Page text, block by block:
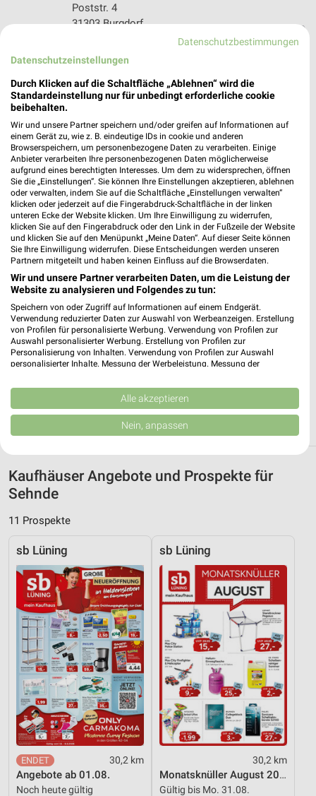
❯
Poststr. 4
31303 Burgdorf
Heute 09:00 - 16:00 Uhr | Geschlossen
230,11 km
Marktstr. 43
31303 Burgdorf
Heute 09:00 - 14:00 Uhr | Geschlossen
230,06 km
Woolworth Isernhagen
Opelstraße 3-5
30916 Isernhagen
Heute 09:00 - 19:00 Uhr | Geschlossen
241,93 km
❯
Tchibo Prozente mit SB-Kaffee Bar Isernhagen
Opelstrasse 36-40
Heute 10:00 - 18:00 Uhr |
242,40 km • Angebote: 5 Prospekte
Kaufhäuser Angebote und Prospekte für
Sehnde
11 Prospekte
sb Lüning
30,2 km
Angebote ab 01.08.
Noch heute gültig
sb Lüning
30,2 km
Monatsknüller August 2026
Gültig bis Mo. 31.08.
Datenschutzbestimmungen
Datenschutzeinstellungen
Durch Klicken auf die Schaltfläche „Ablehnen“ wird die
Standardeinstellung nur für unbedingt erforderliche cookie
beibehalten.
Wir und unsere Partner speichern und/oder greifen auf Informationen auf
einem Gerät zu, wie z. B. eindeutige IDs in cookie und anderen
Browserspeichern, um personenbezogene Daten zu verarbeiten. Einige
Anbieter verarbeiten Ihre personenbezogenen Daten möglicherweise
aufgrund eines berechtigten Interesses. Um dem zu widersprechen, öffnen
Sie die „Einstellungen“. Sie können Ihre Einstellungen akzeptieren, ablehnen
oder verwalten, indem Sie auf die Schaltfläche „Einstellungen verwalten“
klicken oder jederzeit auf die Fingerabdruck-Schaltfläche in der linken
unteren Ecke der Website klicken. Um Ihre Einwilligung zu widerrufen,
klicken Sie auf den Fingerabdruck oder den Link in der Fußzeile der Website
und klicken Sie auf den Menüpunkt „Meine Daten“. Auf dieser Seite können
Sie Ihre Einwilligung widerrufen. Diese Entscheidungen werden unseren
Partnern mitgeteilt und haben keinen Einfluss auf die Browserdaten.
Wir und unsere Partner verarbeiten Daten, um die Leistung der
Website zu analysieren und Folgendes zu tun:
Speichern von oder Zugriff auf Informationen auf einem Endgerät.
Verwendung reduzierter Daten zur Auswahl von Werbeanzeigen. Erstellung
von Profilen für personalisierte Werbung. Verwendung von Profilen zur
Auswahl personalisierter Werbung. Erstellung von Profilen zur
Personalisierung von Inhalten. Verwendung von Profilen zur Auswahl
personalisierter Inhalte. Messung der Werbeleistung. Messung der
Kombinationen von Daten aus verschiedenen Quellen. Entwicklung und
Verbesserung der Angebote. Verwendung reduzierter Daten zur Auswahl
von Inhalten.
Daten können außerhalb der Europäischen Union weitergegeben und in die
Website/App.
Partnerliste anzeigen (1 IAB-Anbieter)
Wir nutzen Ihre Daten für folgende Zwecke:
auf einem Endgerät
Verwendung reduzierter Daten zur Auswahl von
Werbeanzeigen
Erstellung von Profilen für personalisierte
Werbung
Verwendung von Profilen zur Auswahl
personalisierter Werbung
Erstellung von Profilen zur Personalisierung
von Inhalten
Verwendung von Profilen zur Auswahl
Messung der Werbeleistung
Alle akzeptieren
Nein, anpassen